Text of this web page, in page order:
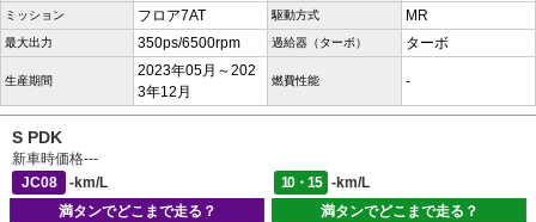
ミッション フロア7AT 駆動方式 MR
最大出力 350ps/6500rpm 過給器（ターボ） ターボ
生産期間
2023年05月～202
3年12月
燃費性能 -
S PDK
新車時価格---
JC08
-km/L 10・15
-km/L
満タンでどこまで走る？
満タンでどこまで走る？